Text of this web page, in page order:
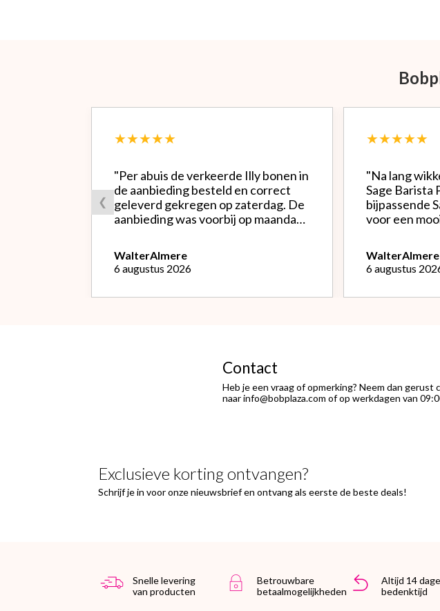
❮
★★★★★
"Per abuis de verkeerde Illy bonen in
de aanbieding besteld en correct
geleverd gekregen op zaterdag. De
aanbieding was voorbij op maandag
soort. Telefonisch gevraagd of ze
geruild konden worden voor de
logisch) de betaling terug
WalterAlmere
6 augustus 2026
★★★★★
"Na lang
Sage Barista
bijpassende
voor een
instellen
eerste
WalterAlmere
6 augustus
Contact
Heb je een vraag of opmerking? Neem dan
naar info@bobplaza.com of op werkdagen van
Exclusieve korting ontvangen?
Schrijf je in voor onze nieuwsbrief en ontvang als eerste de beste deals!
Snelle levering
van producten
Betrouwbare
betaalmogelijkheden
Altijd 14
bedenktijd